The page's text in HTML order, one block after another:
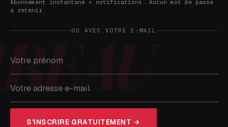
Abonnement instantané + notifications. Aucun mot de passe
à retenir.
OU AVEC VOTRE E-MAIL
S'INSCRIRE GRATUITEMENT →